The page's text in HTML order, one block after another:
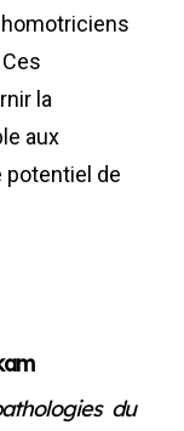
la
aux
potentiel de
du